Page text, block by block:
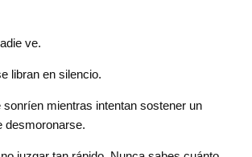
ve.
libran en silencio.
mientras intentan sostener un
desmoronarse.